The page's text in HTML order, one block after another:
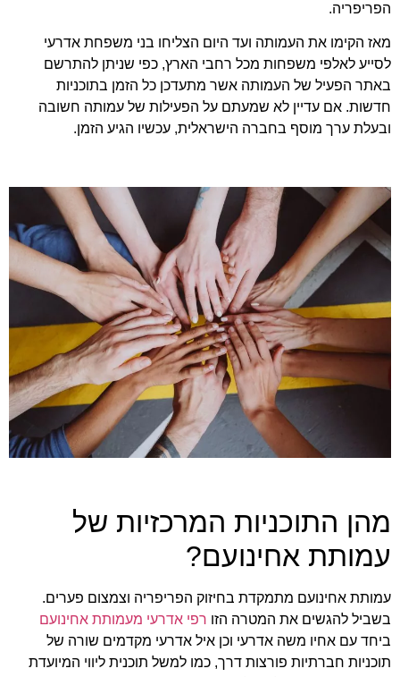
הפריפריה.
מאז הקימו את העמותה ועד היום הצליחו בני משפחת אדרעי
לסייע לאלפי משפחות מכל רחבי הארץ, כפי שניתן להתרשם
באתר הפעיל של העמותה אשר מתעדכן כל הזמן בתוכניות
חדשות. אם עדיין לא שמעתם על הפעילות של עמותה חשובה
ובעלת ערך מוסף בחברה הישראלית, עכשיו הגיע הזמן.
מהן התוכניות המרכזיות של
עמותת אחינועם?
עמותת אחינועם מתמקדת בחיזוק הפריפריה וצמצום פערים.
בשביל להגשים את המטרה הזו רפי אדרעי מעמותת אחינועם
ביחד עם אחיו משה אדרעי וכן איל אדרעי מקדמים שורה של
תוכניות חברתיות פורצות דרך, כמו למשל תוכנית ליווי המיועדת